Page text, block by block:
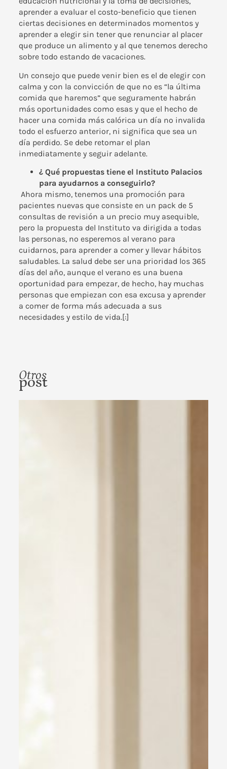
aprender a evaluar el costo-beneficio que tienen
ciertas decisiones en determinados momentos y
aprender a elegir sin tener que renunciar al placer
que produce un alimento y al que tenemos derecho
sobre todo estando de vacaciones.
Un consejo que puede venir bien es el de elegir con
calma y con la convicción de que no es “la última
comida que haremos” que seguramente habrán
más oportunidades como esas y que el hecho de
hacer una comida más calórica un día no invalida
todo el esfuerzo anterior, ni significa que sea un
día perdido. Se debe retomar el plan
inmediatamente y seguir adelante.
¿ Qué propuestas tiene el Instituto Palacios
para ayudarnos a conseguirlo?
Ahora mismo, tenemos una promoción para
pacientes nuevas que consiste en un pack de 5
consultas de revisión a un precio muy asequible,
pero la propuesta del Instituto va dirigida a todas
las personas, no esperemos al verano para
cuidarnos, para aprender a comer y llevar hábitos
saludables. La salud debe ser una prioridad los 365
días del año, aunque el verano es una buena
oportunidad para empezar, de hecho, hay muchas
personas que empiezan con esa excusa y aprender
a comer de forma más adecuada a sus
necesidades y estilo de vida.[:]
Otros
post